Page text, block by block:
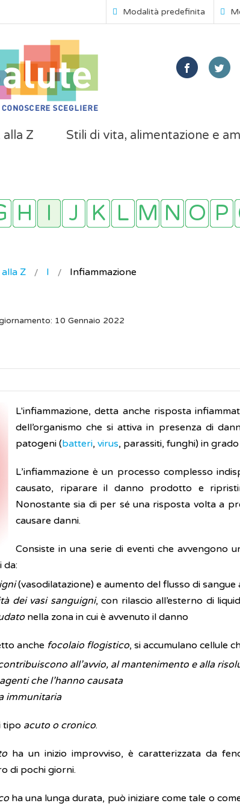
Modalità predefinita
Z Stili di vita, alimentazione e
Z I Infiammazione
10 Gennaio 2022
L'infiammazione, detta anche risposta
dell’organismo che si attiva in presenza di
patogeni (batteri, virus, parassiti, funghi) in
L’infiammazione è un processo complesso
causato, riparare il danno prodotto e
Nonostante sia di per sé una risposta volta a
causare danni.
Consiste in una serie di eventi che avvengono
da:
(vasodilatazione) e aumento del flusso di
dei vasi sanguigni, con rilascio all’esterno di
nella zona in cui è avvenuto il danno
anche focolaio flogistico, si accumulano cellule
all’avvio, al mantenimento e alla
che l’hanno causata
immunitaria
tipo acuto o cronico.
ha un inizio improvviso, è caratterizzata da
di pochi giorni.
ha una lunga durata, può iniziare come tale o